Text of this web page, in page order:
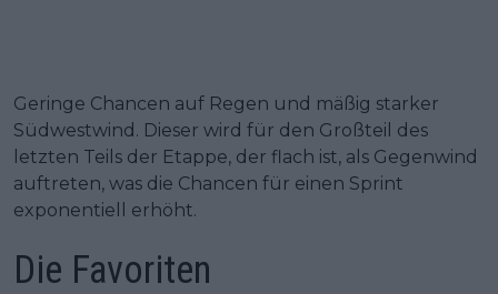
Geringe Chancen auf Regen und mäßig starker
Südwestwind. Dieser wird für den Großteil des
letzten Teils der Etappe, der flach ist, als Gegenwind
auftreten, was die Chancen für einen Sprint
exponentiell erhöht.
Die Favoriten